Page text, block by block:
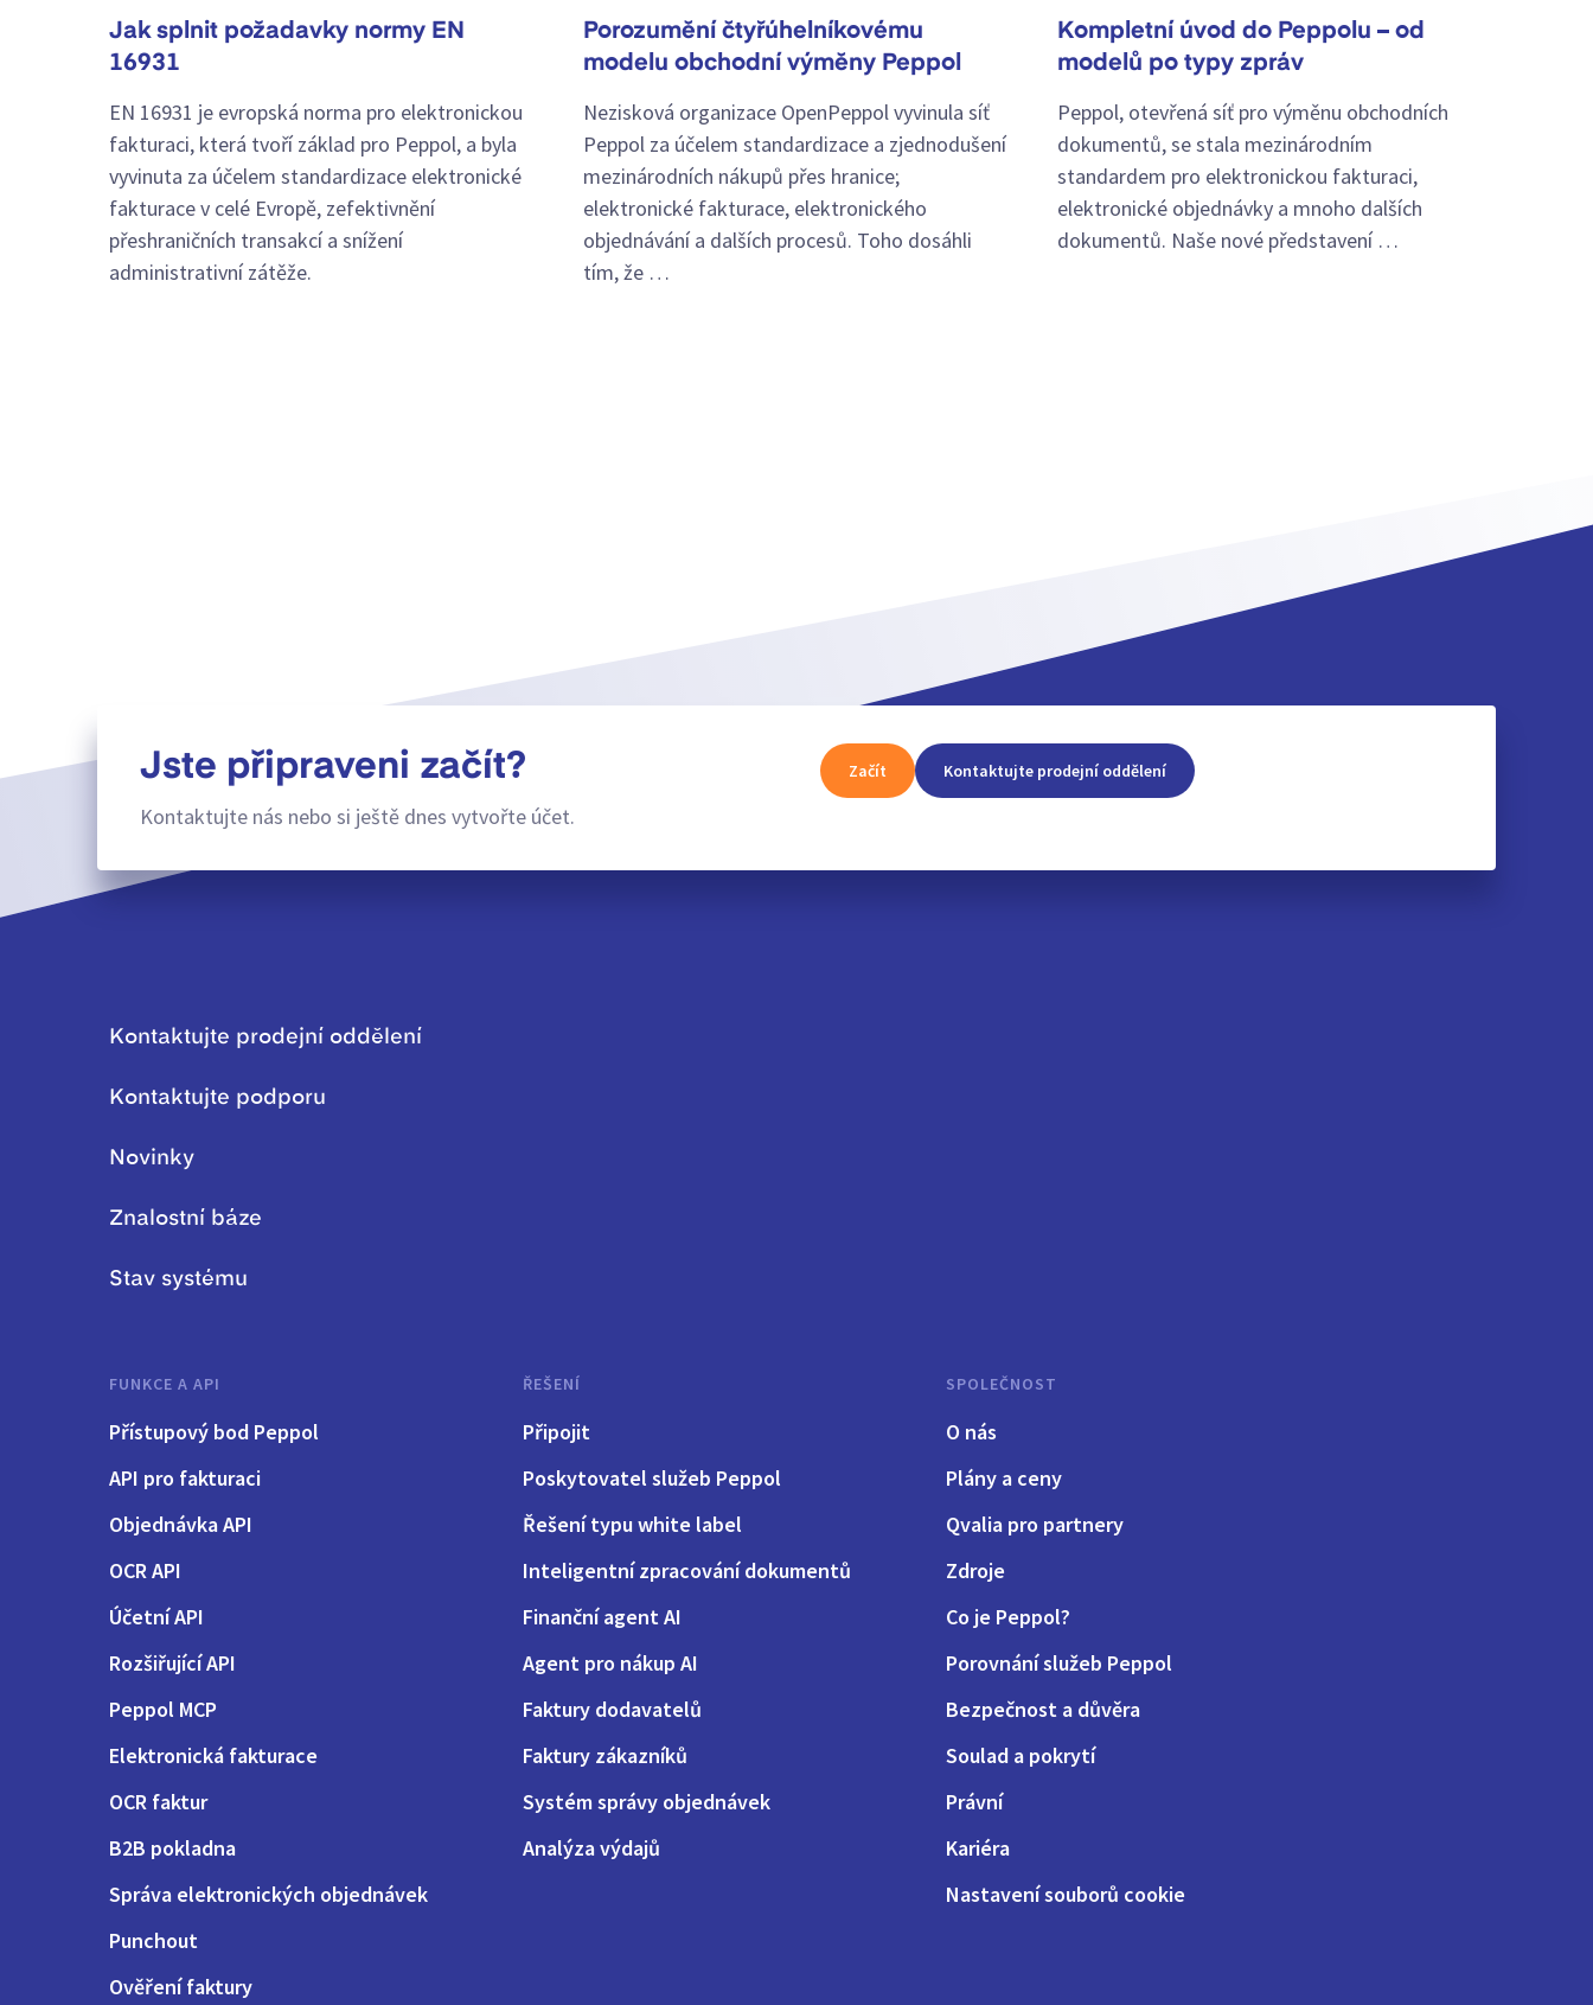
Jak splnit požadavky normy EN
16931
EN 16931 je evropská norma pro elektronickou
fakturaci, která tvoří základ pro Peppol, a byla
vyvinuta za účelem standardizace elektronické
fakturace v celé Evropě, zefektivnění
přeshraničních transakcí a snížení
administrativní zátěže.
Porozumění čtyřúhelníkovému
modelu obchodní výměny Peppol
Nezisková organizace OpenPeppol vyvinula síť
Peppol za účelem standardizace a zjednodušení
mezinárodních nákupů přes hranice;
elektronické fakturace, elektronického
objednávání a dalších procesů. Toho dosáhli
tím, že …
Kompletní úvod do Peppolu – od
modelů po typy zpráv
Peppol, otevřená síť pro výměnu obchodních
dokumentů, se stala mezinárodním
standardem pro elektronickou fakturaci,
elektronické objednávky a mnoho dalších
dokumentů. Naše nové představení …
Jste připraveni začít?
Kontaktujte nás nebo si ještě dnes vytvořte účet.
Začít Kontaktujte prodejní oddělení
Kontaktujte prodejní oddělení
Kontaktujte podporu
Novinky
Znalostní báze
Stav systému
FUNKCE A API
Přístupový bod Peppol
API pro fakturaci
Objednávka API
OCR API
Účetní API
Rozšiřující API
Peppol MCP
Elektronická fakturace
OCR faktur
B2B pokladna
Správa elektronických objednávek
Punchout
Ověření faktury
ŘEŠENÍ
Připojit
Poskytovatel služeb Peppol
Řešení typu white label
Inteligentní zpracování dokumentů
Finanční agent AI
Agent pro nákup AI
Faktury dodavatelů
Faktury zákazníků
Systém správy objednávek
Analýza výdajů
SPOLEČNOST
O nás
Plány a ceny
Qvalia pro partnery
Zdroje
Co je Peppol?
Porovnání služeb Peppol
Bezpečnost a důvěra
Soulad a pokrytí
Právní
Kariéra
Nastavení souborů cookie